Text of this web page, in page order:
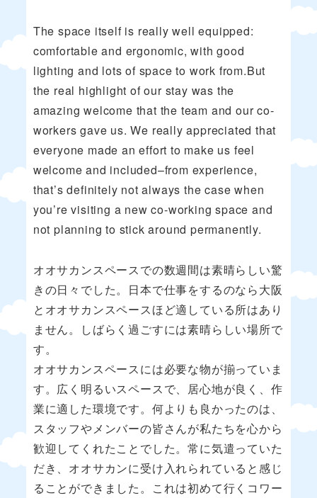
The space itself is really well equipped:
comfortable and ergonomic, with good
lighting and lots of space to work from.But
the real highlight of our stay was the
amazing welcome that the team and our co-
workers gave us. We really appreciated that
everyone made an effort to make us feel
welcome and included–from experience,
that’s definitely not always the case when
you’re visiting a new co-working space and
not planning to stick around permanently.
オオサカンスペースでの数週間は素晴らしい驚
きの日々でした。日本で仕事をするのなら大阪
とオオサカンスペースほど適している所はあり
ません。しばらく過ごすには素晴らしい場所で
す。
オオサカンスペースには必要な物が揃っていま
す。広く明るいスペースで、居心地が良く、作
業に適した環境です。何よりも良かったのは、
スタッフやメンバーの皆さんが私たちを心から
歓迎してくれたことでした。常に気遣っていた
だき、オオサカンに受け入れられていると感じ
ることができました。これは初めて行くコワー